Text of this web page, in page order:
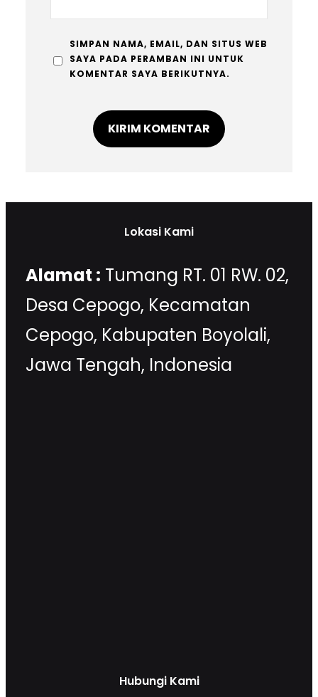
SIMPAN NAMA, EMAIL, DAN SITUS WEB
SAYA PADA PERAMBAN INI UNTUK
KOMENTAR SAYA BERIKUTNYA.
Lokasi Kami
Alamat : Tumang RT. 01 RW. 02,
Desa Cepogo, Kecamatan
Cepogo, Kabupaten Boyolali,
Jawa Tengah, Indonesia
Hubungi Kami